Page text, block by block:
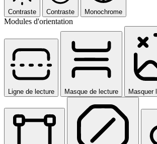
Contraste Contraste Monochrome
Modules d'orientation
Ligne de lecture Masque de lecture Masquer